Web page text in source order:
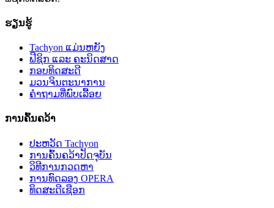
ຮຽນຮູ້
Tachyon ແມ່ນຫຍັງ
ຟີຊິກ ແລະ ຄະນິດສາດ
ກອບທິດສະດີ
ມວນຈິນຕະນາການ
ຄຳຖາມທີ່ພົບເລື້ອຍ
ການຄົ້ນຄວ້າ
ປະຫວັດ Tachyon
ການຄົ້ນຄວ້າປັດຈຸບັນ
ວິທີການກວດຫາ
ການທົດລອງ OPERA
ທິດສະດີເຊືອກ